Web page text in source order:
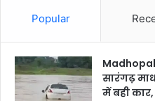
Popular
सारंगढ़
में बही कार,